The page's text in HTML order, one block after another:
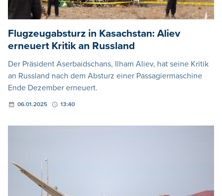
Flugzeugabsturz in Kasachstan: Aliev
erneuert Kritik an Russland
Der Präsident Aserbaidschans, Ilham Aliev, hat seine Kritik
an Russland nach dem Absturz einer Passagiermaschine
Ende Dezember erneuert.
06.01.2025 13:40